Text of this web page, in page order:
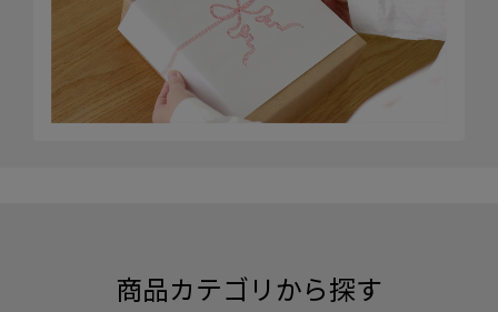
商品カテゴリから探す